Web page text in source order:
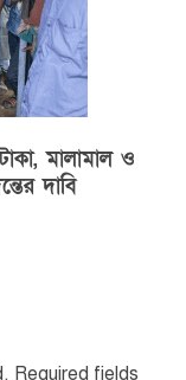
মালামাল ও
দাবি
Required fields